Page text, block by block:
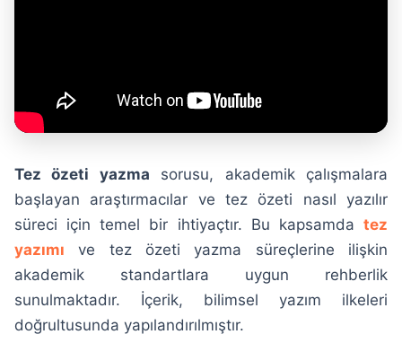
Tez özeti yazma sorusu, akademik çalışmalara
başlayan araştırmacılar ve tez özeti nasıl yazılır
süreci için temel bir ihtiyaçtır. Bu kapsamda tez
yazımı ve tez özeti yazma süreçlerine ilişkin
akademik standartlara uygun rehberlik
sunulmaktadır. İçerik, bilimsel yazım ilkeleri
doğrultusunda yapılandırılmıştır.